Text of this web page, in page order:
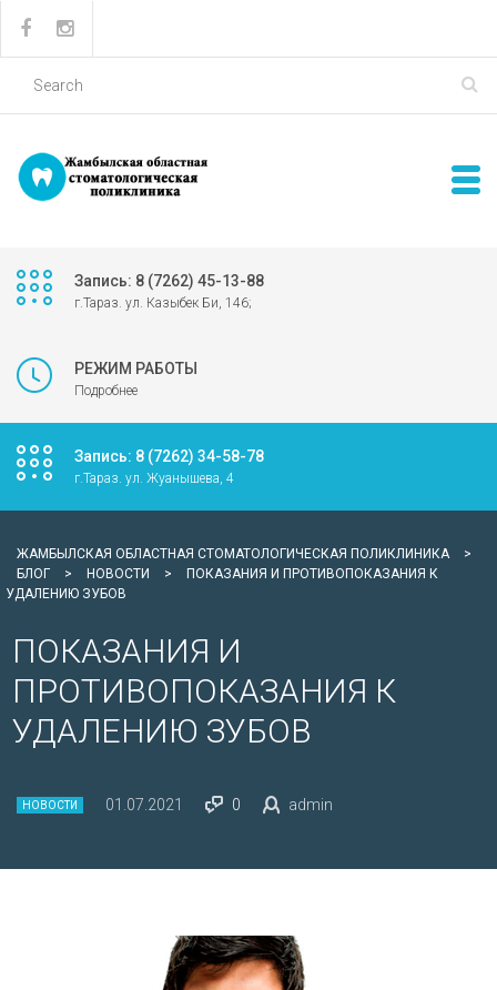
Запись: 8 (7262) 45-13-88
г.Тараз. ул. Казыбек Би, 146;
РЕЖИМ РАБОТЫ
Подробнее
Запись: 8 (7262) 34-58-78
г.Тараз. ул. Жуанышева, 4
ЖАМБЫЛСКАЯ ОБЛАСТНАЯ СТОМАТОЛОГИЧЕСКАЯ ПОЛИКЛИНИКА
>
БЛОГ
> НОВОСТИ >
ПОКАЗАНИЯ И ПРОТИВОПОКАЗАНИЯ К
УДАЛЕНИЮ ЗУБОВ
ПОКАЗАНИЯ И
ПРОТИВОПОКАЗАНИЯ К
УДАЛЕНИЮ ЗУБОВ
НОВОСТИ 01.07.2021 0 admin